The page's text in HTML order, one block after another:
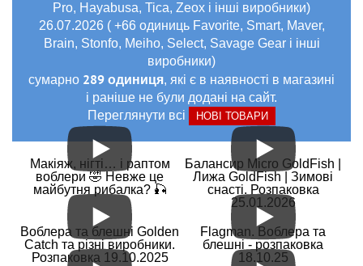
Pro, Hayabusa, Tica, Zeox і інші виробники)
26.07.2026 ( +66 одиниць Favorite, Smart, Maver,
Brain, Stonfo, Meiho, Select, Savage Gear і інші
виробники)
сумарно 289 одиниця, які є в наявності в магазині
і раніше не були додані на сайт.
Переглянути всі
НОВІ ТОВАРИ
Макіяж, нігті… і раптом
воблери 🤣 Невже це
майбутня рибалка? 🎣
Балансир Micro GoldFish |
Лижа GoldFish | Зимові
снасті. Розпаковка
25.01.2026
Воблера та блешні Golden
Catch та різні виробники.
Розпаковка 19.10.2025
Flagman. Воблера та
блешні - розпаковка
18.10.25